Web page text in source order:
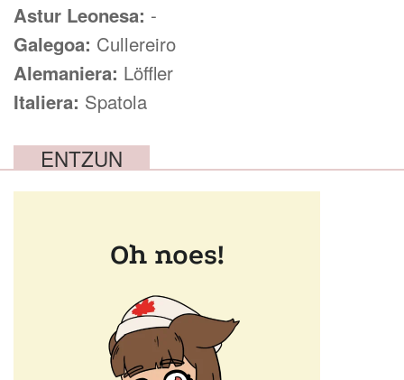
Astur Leonesa: -
Galegoa: Cullereiro
Alemaniera: Löffler
Italiera: Spatola
ENTZUN